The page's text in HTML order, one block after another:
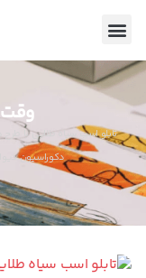
تابلو اسب سیاه طلایی با
دکوراسیون